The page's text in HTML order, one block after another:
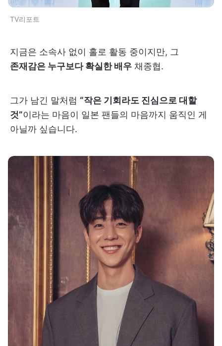
TV리포트
지금은 소속사 없이 홀로 활동 중이지만, 그
존재감은 누구보다 확실한 배우 채종협.
그가 남긴 말처럼 “작은 기회라도 진심으로 대할
것”이라는 마음이 일본 팬들의 마음까지 움직인 게
아닐까 싶습니다.